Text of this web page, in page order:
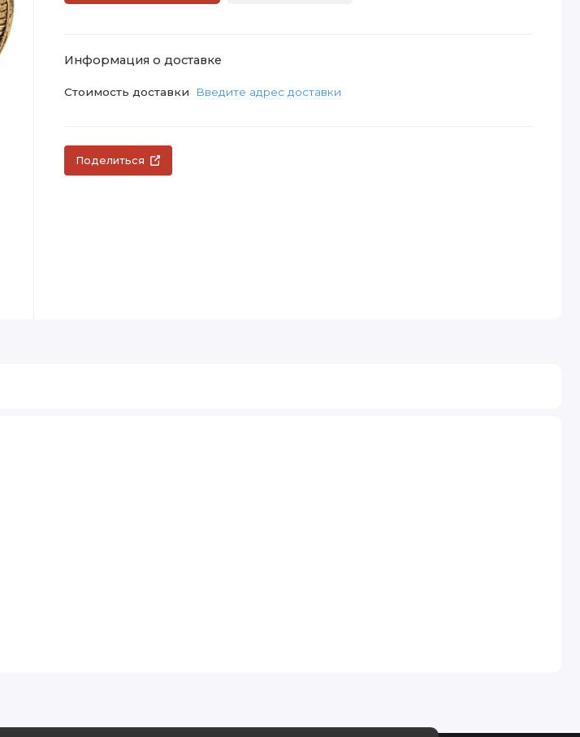
Информация о доставке
Стоимость доставки Введите адрес доставки
Поделиться